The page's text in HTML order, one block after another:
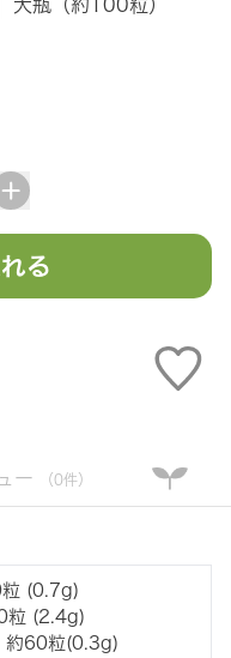
大瓶（約100粒）
る
ー （0件）
(0.7g)
粒 (2.4g)
約60粒(0.3g)